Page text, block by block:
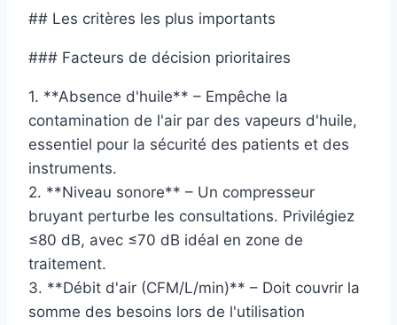
## Les critères les plus importants
### Facteurs de décision prioritaires
1. **Absence d'huile** – Empêche la
contamination de l'air par des vapeurs d'huile,
essentiel pour la sécurité des patients et des
instruments.
2. **Niveau sonore** – Un compresseur
bruyant perturbe les consultations. Privilégiez
≤80 dB, avec ≤70 dB idéal en zone de
traitement.
3. **Débit d'air (CFM/L/min)** – Doit couvrir la
somme des besoins lors de l'utilisation